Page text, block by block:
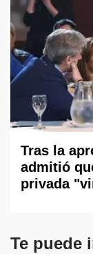
Tras la
admitió
privada
Te puede